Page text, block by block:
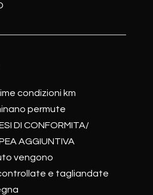
condizioni km
permute
DI CONFORMITA/
AGGIUNTIVA
vengono
e tagliandate